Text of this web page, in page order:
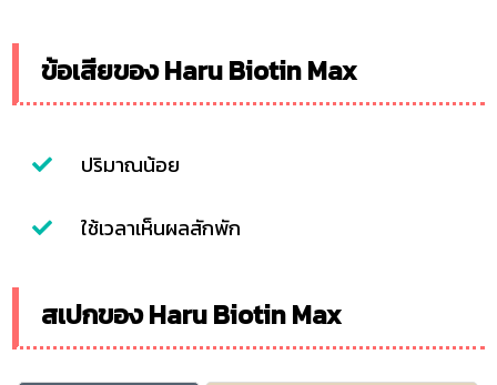
ข้อเสียของ Haru Biotin Max
ปริมาณน้อย
ใช้เวลาเห็นผลสักพัก
สเปกของ Haru Biotin Max